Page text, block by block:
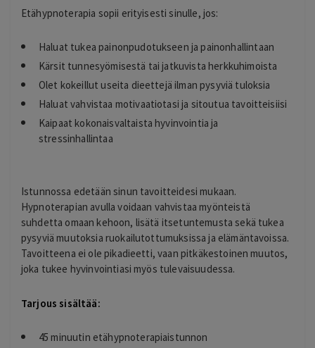
Etähypnoterapia sopii erityisesti sinulle, jos:
Haluat tukea painonpudotukseen ja painonhallintaan
Kärsit tunnesyömisestä tai jatkuvista herkkuhimoista
Olet kokeillut useita dieettejä ilman pysyviä tuloksia
Haluat vahvistaa motivaatiotasi ja sitoutua tavoitteisiisi
Kaipaat kokonaisvaltaista hyvinvointia ja
stressinhallintaa
Istunnossa edetään sinun tavoitteidesi mukaan.
Hypnoterapian avulla voidaan vahvistaa myönteistä
suhdetta omaan kehoon, lisätä itsetuntemusta sekä tukea
pysyviä muutoksia ruokailutottumuksissa ja elämäntavoissa.
Tavoitteena ei ole pikadieetti, vaan pitkäkestoinen muutos,
joka tukee hyvinvointiasi myös tulevaisuudessa.
Tarjous sisältää:
45 minuutin etähypnoterapiaistunnon